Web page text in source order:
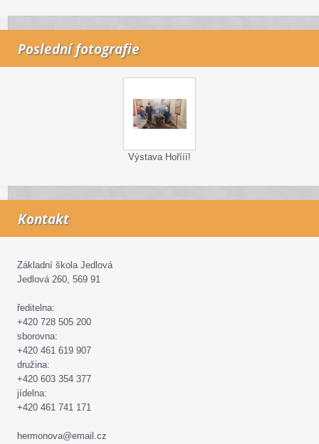
Poslední fotografie
Výstava Hořííí!
Kontakt
Základní škola Jedlová
Jedlová 260, 569 91
ředitelna:
+420 728 505 200
sborovna:
+420 461 619 907
družina:
+420 603 354 377
jídelna:
+420 461 741 171
hermonova@email.cz